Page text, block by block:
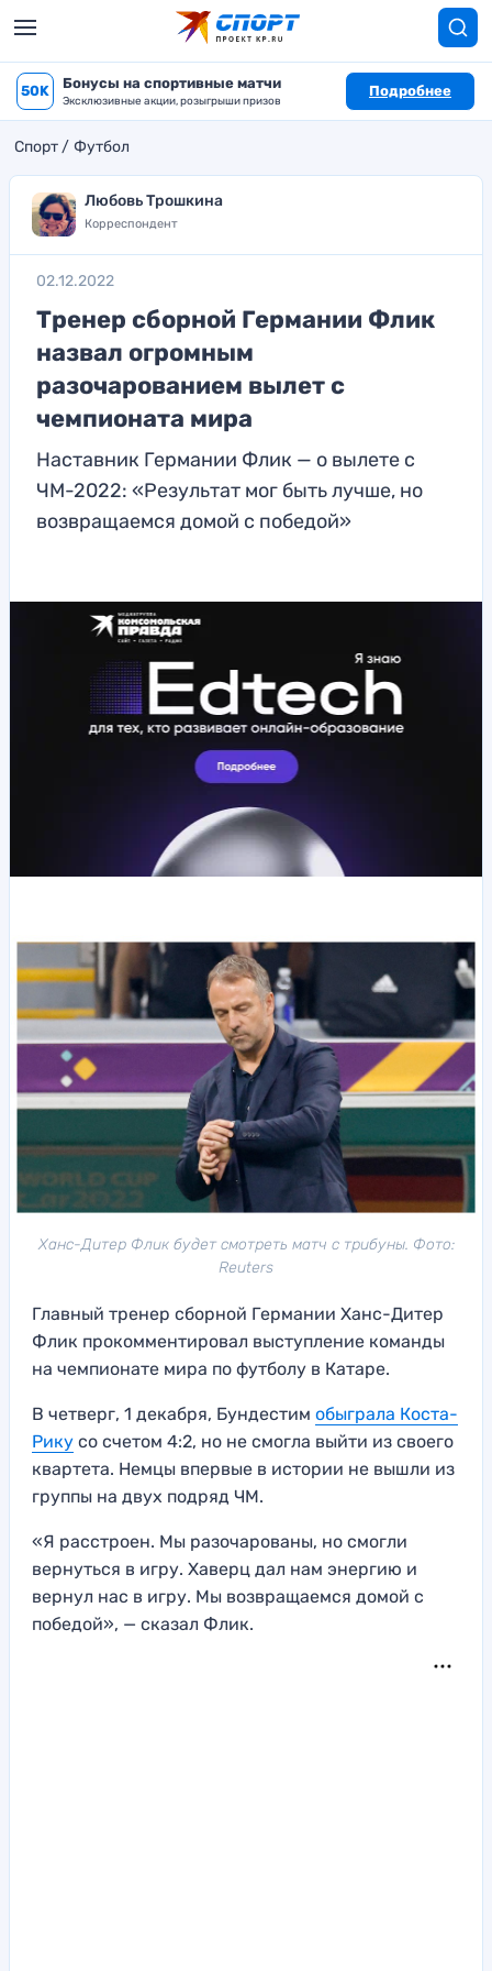
50K Бонусы на спортивные матчи
Эксклюзивные акции, розыгрыши призов
Подробнее
Спорт Футбол
Любовь Трошкина
Корреспондент
02.12.2022
Тренер сборной Германии Флик
назвал огромным
разочарованием вылет с
чемпионата мира
Наставник Германии Флик — о вылете с
ЧМ-2022: «Результат мог быть лучше, но
возвращаемся домой с победой»
Ханс-Дитер Флик будет смотреть матч с трибуны. Фото:
Reuters
Главный тренер сборной Германии Ханс-Дитер
Флик прокомментировал выступление команды
на чемпионате мира по футболу в Катаре.
В четверг, 1 декабря, Бундестим обыграла Коста-
Рику со счетом 4:2, но не смогла выйти из своего
квартета. Немцы впервые в истории не вышли из
группы на двух подряд ЧМ.
«Я расстроен. Мы разочарованы, но смогли
вернуться в игру. Хаверц дал нам энергию и
вернул нас в игру. Мы возвращаемся домой с
победой», — сказал Флик.